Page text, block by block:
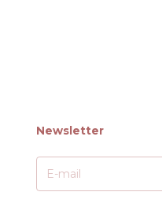
Newsletter